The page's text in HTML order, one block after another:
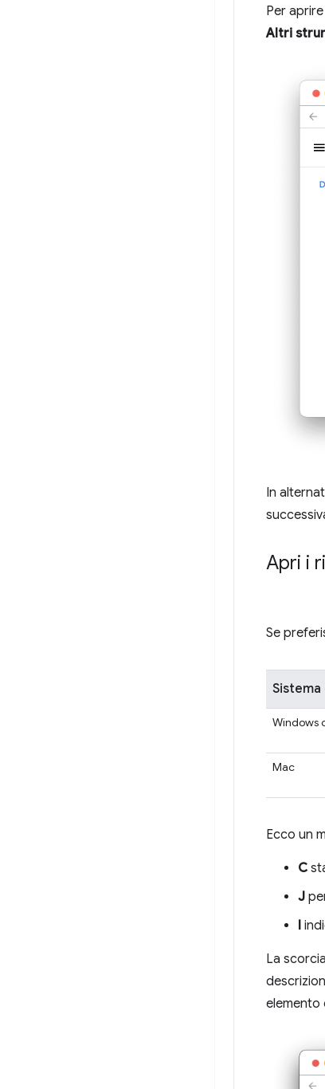
Per
Altri
In
Apri i
Se
Windows
Mac
Ecco un
C
J
I
La
elemento